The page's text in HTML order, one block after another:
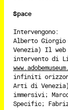
Space
Intervengono:
Alberto
Venezia) Il web
intervento di
infiniti
Arti di
immersivi;
Specific;